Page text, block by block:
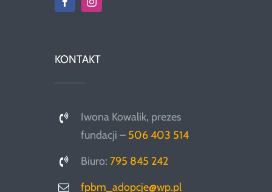
KONTAKT
Iwona Kowalik, prezes
fundacji – 506 403 514
Biuro:795 845 242
fpbm_adopcje@wp.pl